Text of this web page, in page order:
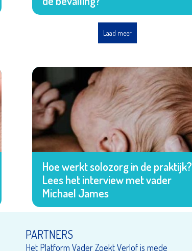
Laad meer
Hoe werkt solozorg in de praktijk?
Lees het interview met vader
Michael James
PARTNERS
Het Platform Vader Zoekt Verlof is mede